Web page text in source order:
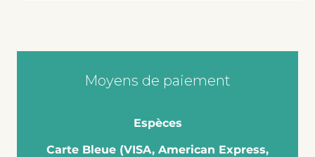
Moyens de paiement
Espèces
Carte Bleue (VISA, American Express,